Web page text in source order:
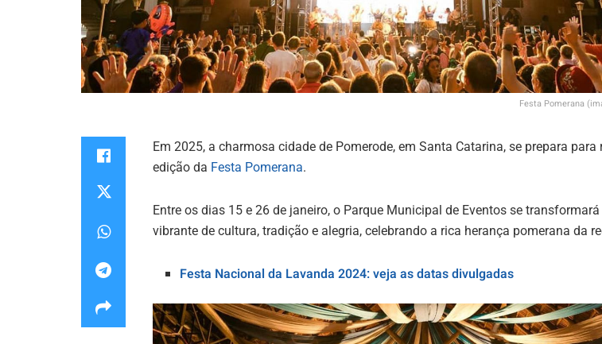
Festa Pomerana
Em 2025, a charmosa cidade de Pomerode, em Santa Catarina, se prepara para
edição da Festa Pomerana.
Entre os dias 15 e 26 de janeiro, o Parque Municipal de Eventos se
vibrante de cultura, tradição e alegria, celebrando a rica herança pomerana da
Festa Nacional da Lavanda 2024: veja as datas divulgadas